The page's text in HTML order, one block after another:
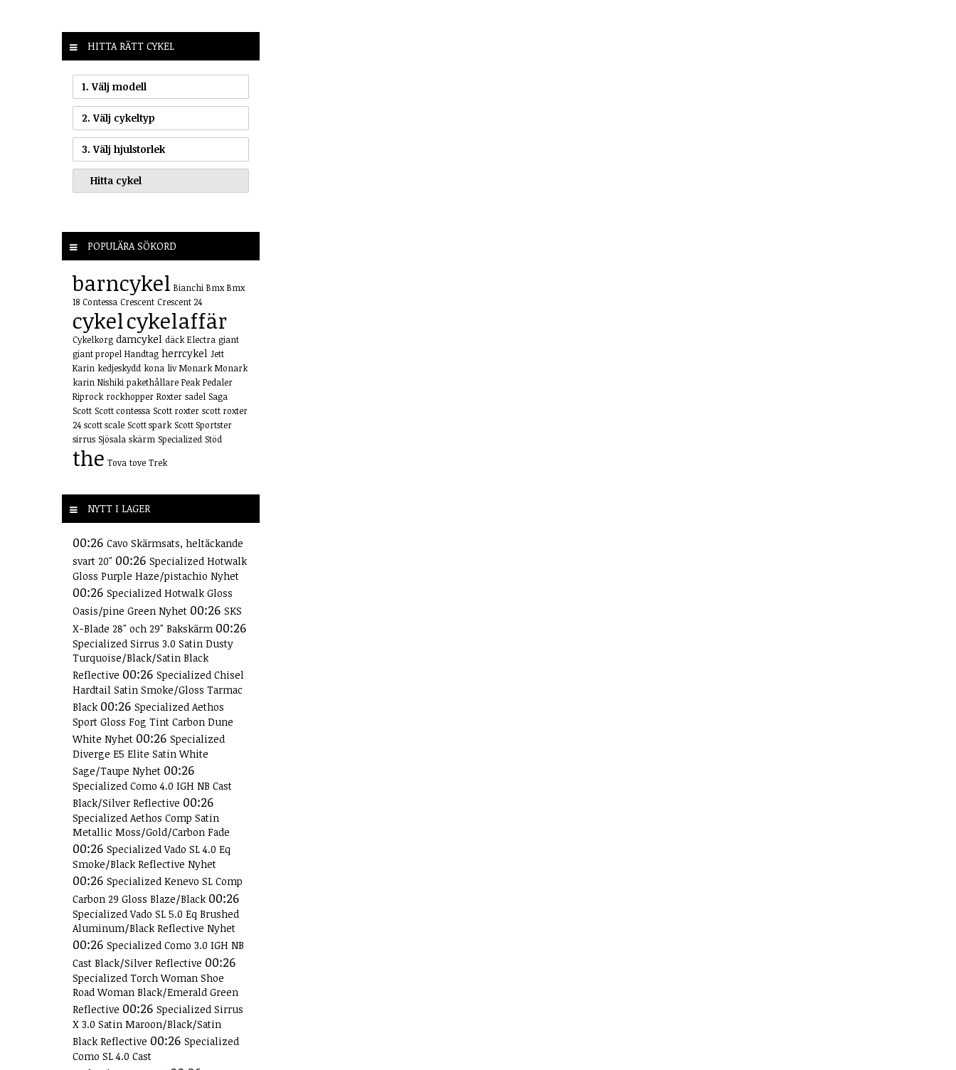
HITTA RÄTT CYKEL
1. Välj modell
2. Välj cykeltyp
3. Välj hjulstorlek
POPULÄRA SÖKORD
barncykel Bianchi Bmx Bmx
18 Contessa Crescent Crescent 24
cykelcykelaffär
Cykelkorg damcykel däck Electra giant
giant propel Handtag herrcykel Jett
Karin kedjeskydd kona liv Monark Monark
karin Nishiki pakethållare Peak Pedaler
Riprock rockhopper Roxter sadel Saga
Scott Scott contessa Scott roxter scott roxter
24 scott scale Scott spark Scott Sportster
sirrus Sjösala skärm Specialized Stöd
the Tova tove Trek
NYTT I LAGER
00:26 Cavo Skärmsats, heltäckande
svart 20" 00:26 Specialized Hotwalk
Gloss Purple Haze/pistachio Nyhet
00:26 Specialized Hotwalk Gloss
Oasis/pine Green Nyhet 00:26 SKS
X-Blade 28" och 29" Bakskärm 00:26
Specialized Sirrus 3.0 Satin Dusty
Turquoise/Black/Satin Black
Reflective 00:26 Specialized Chisel
Hardtail Satin Smoke/Gloss Tarmac
Black 00:26 Specialized Aethos
Sport Gloss Fog Tint Carbon Dune
White Nyhet 00:26 Specialized
Diverge E5 Elite Satin White
Sage/Taupe Nyhet 00:26
Specialized Como 4.0 IGH NB Cast
Black/Silver Reflective 00:26
Specialized Aethos Comp Satin
Metallic Moss/Gold/Carbon Fade
00:26 Specialized Vado SL 4.0 Eq
Smoke/Black Reflective Nyhet
00:26 Specialized Kenevo SL Comp
Carbon 29 Gloss Blaze/Black 00:26
Specialized Vado SL 5.0 Eq Brushed
Aluminum/Black Reflective Nyhet
00:26 Specialized Como 3.0 IGH NB
Cast Black/Silver Reflective 00:26
Specialized Torch Woman Shoe
Road Woman Black/Emerald Green
Reflective 00:26 Specialized Sirrus
X 3.0 Satin Maroon/Black/Satin
Black Reflective 00:26 Specialized
Como SL 4.0 Cast